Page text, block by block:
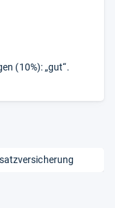
(10%): „gut“.